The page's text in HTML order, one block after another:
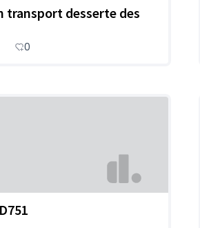
transport desserte des
0